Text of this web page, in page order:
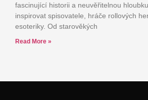
fascinující historii a neuvěřitelnou
inspirovat spisovatele, hráče rollových
esoteriky. Od starověkých
Read More »